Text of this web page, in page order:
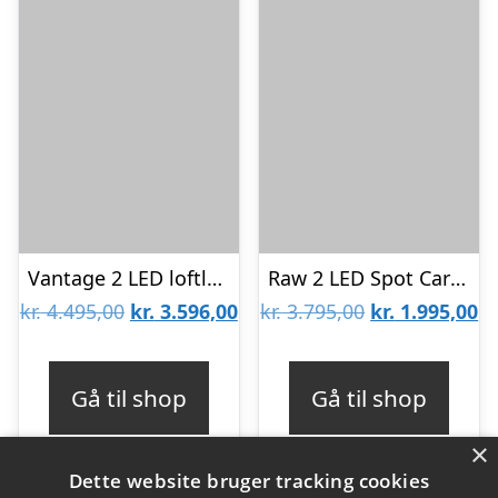
Vantage 2 LED loftlampe Titanium – 2700K – LIGHT-POINT
kr.4.495,00 Den
kr. 3.596,00Den
Gå til shop
Raw 2 LED Spot Carbon Sort 3000k – Så længe lager haves -LIGHT-POINT
kr.3.795,00 Den
kr. 3.795,00.
kr. 1.995,00
Gå til shop
×
Dette website bruger tracking cookies